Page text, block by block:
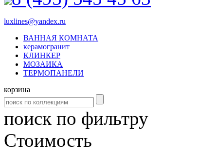
luxlines@yandex.ru
ВАННАЯ КОМНАТА
керамогранит
КЛИНКЕР
МОЗАИКА
ТЕРМОПАНЕЛИ
корзина
поиск по фильтру
Cтоимость